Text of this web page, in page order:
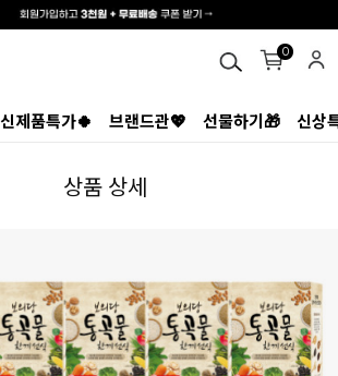
0
신제품특가🍀 브랜드관💖 선물하기🎁 신상
상품 상세